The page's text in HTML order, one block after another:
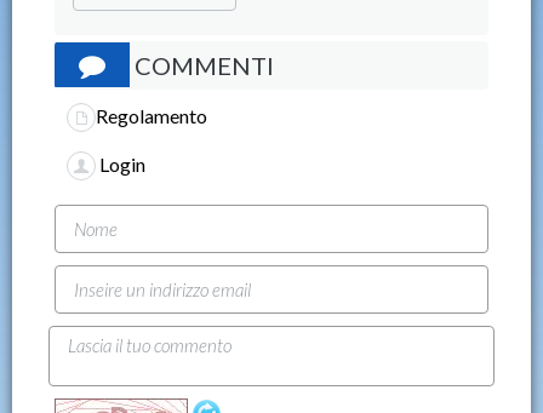
COMMENTI
Regolamento
Login